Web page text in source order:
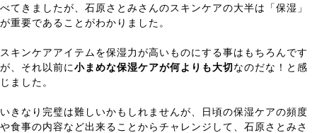
べてきましたが、石原さとみさんのスキンケアの大半は「保湿」
が重要であることがわかりました。
スキンケアアイテムを保湿力が高いものにする事はもちろんです
が、それ以前に小まめな保湿ケアが何よりも大切なのだな！と感
じました。
いきなり完璧は難しいかもしれませんが、日頃の保湿ケアの頻度
や食事の内容など出来ることからチャレンジして、石原さとみさ